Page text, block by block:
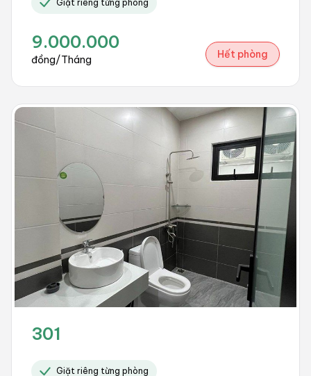
Giặt riêng từng phòng
9.000.000
đồng/Tháng Hết phòng
301
Giặt riêng từng phòng